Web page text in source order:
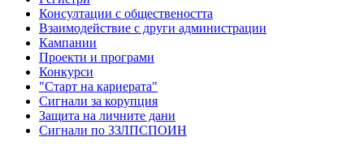
Консултации с обществеността
Взаимодействие с други администрации
Кампании
Проекти и програми
Конкурси
"Старт на кариерата"
Сигнали за корупция
Защита на личните дани
Сигнали по ЗЗЛПСПОИН